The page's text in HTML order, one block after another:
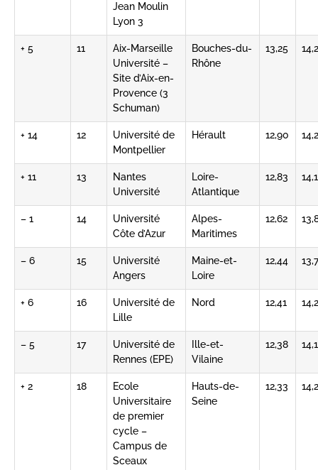
Jean Moulin
Lyon 3
+ 5 11
Aix-Marseille
Université –
Site d’Aix-en-
Provence (3
Schuman)
Bouches-du-
Rhône
13,25 14,2
+ 14 12
Université de
Montpellier
Hérault 12,90 14,2
+ 11 13
Nantes
Université
Loire-
Atlantique
12,83 14,1
– 1 14
Université
Côte d’Azur
Alpes-
Maritimes
12,62
– 6 15
Université
Angers
Maine-et-
Loire
12,44 13,7
+ 6 16
Université de
Lille
Nord 12,41 14,2
– 5 17
Université de
Rennes (EPE)
Ille-et-
Vilaine
12,38 14,1
+ 2 18
Ecole
Universitaire
de premier
cycle –
Campus de
Sceaux
Hauts-de-
Seine
12,33 14,2